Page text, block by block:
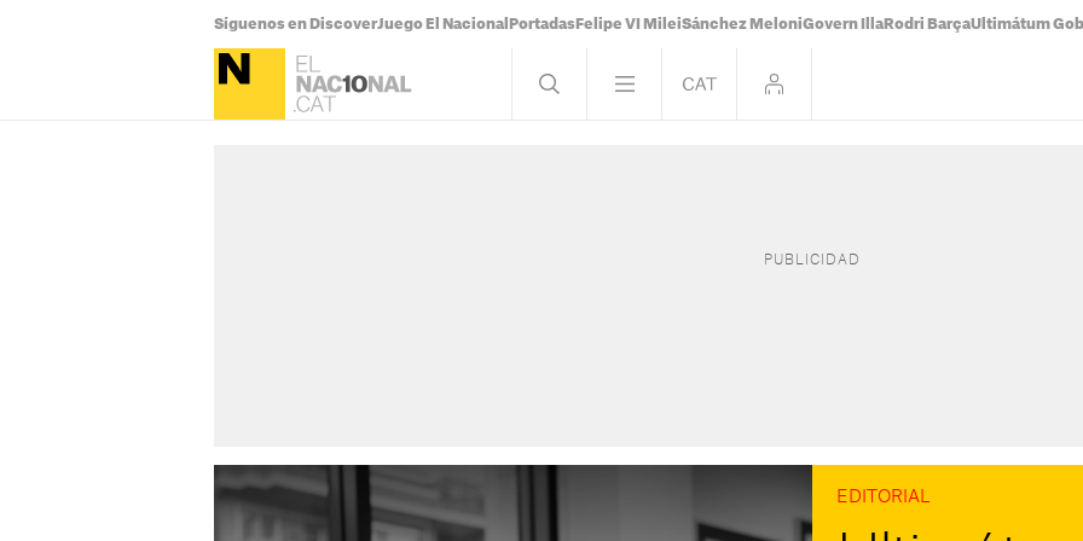
Síguenos en DiscoverJuego El Nacional Portadas Felipe VI MileiSánchez MeloniGovern Illa Rodri BarçaUltimátum
EDITORIAL